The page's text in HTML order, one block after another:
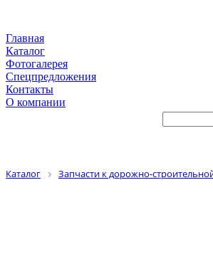
Главная
Каталог
Фотогалерея
Спецпредложения
Контакты
О компании
Каталог Запчасти к дорожно-